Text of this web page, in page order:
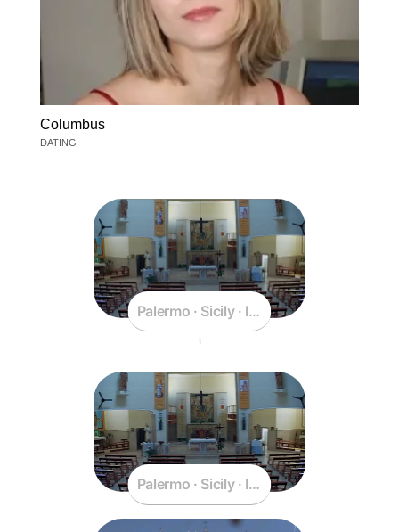
Columbus
DATING
Palermo · Sicily · Italy
Palermo · Sicily · Italy